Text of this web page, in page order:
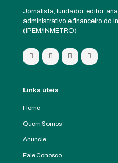
Jornalista, fundador, editor,
administrativo e financeiro do
(IPEM/INMETRO)
Links úteis
Home
Quem Somos
Anuncie
Fale Conosco